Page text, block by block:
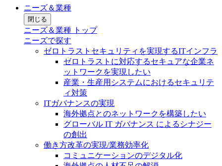
ニーズ＆業種
閉じる
ニーズ＆業種 トップ
ニーズで探す
ゼロトラストセキュリティを実現するITインフラ
ゼロトラストに対応するセキュアな企業ネ
ットワークを実現したい
産業・生産用システムにおけるセキュリテ
ィ対策
ITガバナンスの実現
海外拠点とのネットワークを構築したい
グローバル IT ガバナンス によるシナジー
の創出
働き方改革の実現/業務効率化
コミュニケーションのデジタル化